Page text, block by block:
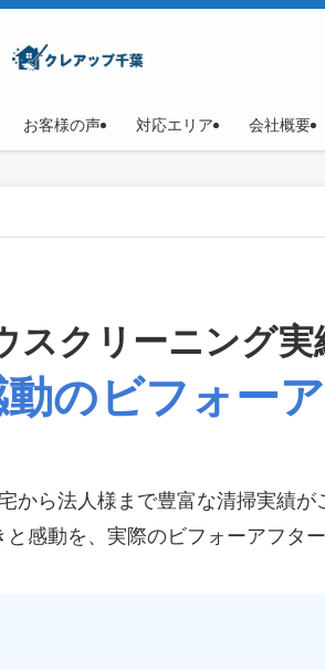
お客様の声 対応エリア 会社概要
スクリーニング実
のビフォー
から法人様まで豊富な清掃実績が
と感動を、実際のビフォーアフタ